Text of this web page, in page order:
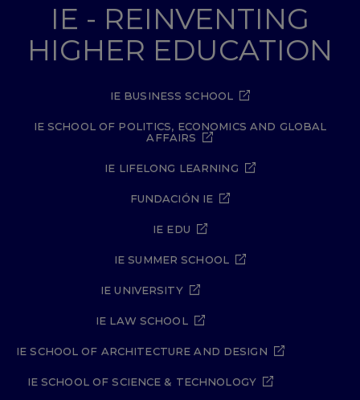
IE - REINVENTING
HIGHER EDUCATION
IE BUSINESS SCHOOL
IE SCHOOL OF POLITICS, ECONOMICS AND GLOBAL
AFFAIRS
IE LIFELONG LEARNING
FUNDACIÓN IE
IE EDU
IE SUMMER SCHOOL
IE UNIVERSITY
IE LAW SCHOOL
IE SCHOOL OF ARCHITECTURE AND DESIGN
IE SCHOOL OF SCIENCE & TECHNOLOGY